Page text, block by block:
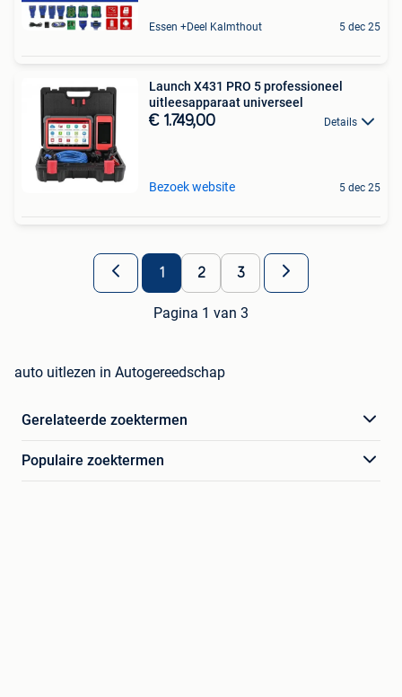
Essen +Deel Kalmthout 5 dec 25
Launch X431 PRO 5 professioneel
uitleesapparaat universeel
€ 1.749,00 Details
Bezoek website 5 dec 25
1 2 3
Pagina 1 van 3
auto uitlezen in Autogereedschap
Gerelateerde zoektermen
Populaire zoektermen